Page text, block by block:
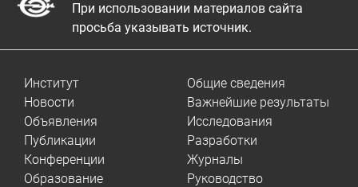
При использовании материалов сайта
просьба указывать источник.
Институт
Новости
Объявления
Публикации
Конференции
Образование
Общие сведения
Важнейшие результаты
Исследования
Разработки
Журналы
Руководство